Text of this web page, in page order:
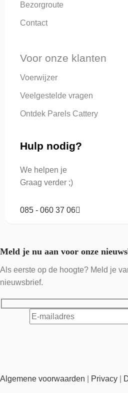
Bezorgroute
Contact
Voor onze klanten
Voerwijzer
Veelgestelde vragen
Ontdek Parels Cattery
Hulp nodig?
We helpen je
Graag verder ;)
085 - 060 37 06
Meld je nu aan voor onze
Als eerste op de hoogte? Meld je
nieuwsbrief.
Algemene voorwaarden Privacy